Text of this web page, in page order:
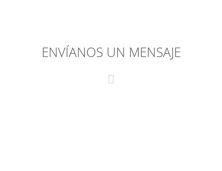
ENVÍANOS UN MENSAJE